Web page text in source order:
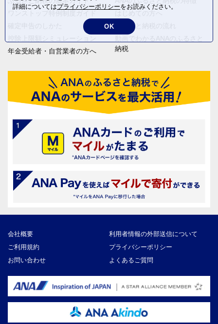
年金受給者・自営業者の方へ
ふるさと納税の流れ
納税
会社概要
利用者情報の外部送信について
ご利用規約
プライバシーポリシー
お問い合わせ
よくあるご質問
詳細についてはプライバシーポリシーをお読みください。
OK